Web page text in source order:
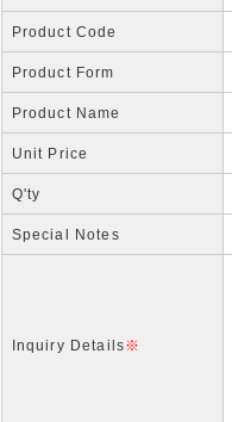
Product Code
Product Form
Product Name
Unit Price
Q'ty
Special Notes
Inquiry Details※